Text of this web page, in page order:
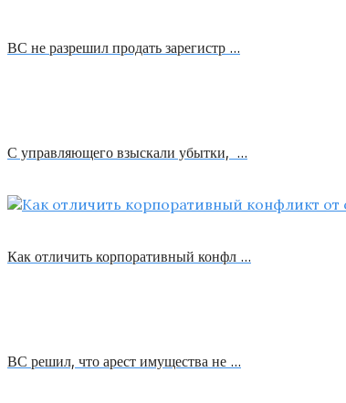
ВС не разрешил продать зарегистр …
С управляющего взыскали убытки, …
Как отличить корпоративный конфл …
ВС решил, что арест имущества не …